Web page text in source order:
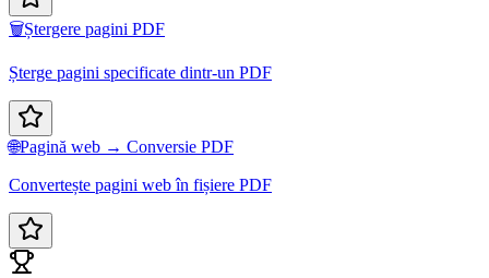
🗑️Ștergere pagini PDF
Șterge pagini specificate dintr-un PDF
🌐Pagină web → Conversie PDF
Convertește pagini web în fișiere PDF